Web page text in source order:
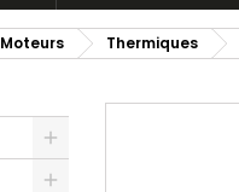
Moteurs Thermiques